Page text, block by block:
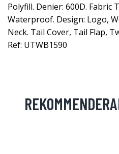
Polyfill. Denier: 600D. Fabric
Waterproof. Design: Logo,
Neck. Tail Cover, Tail Flap,
Ref: UTWB1590